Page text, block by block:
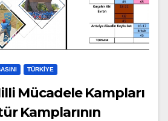
TÜRKIYE
Mücadele Kampları
Kamplarının